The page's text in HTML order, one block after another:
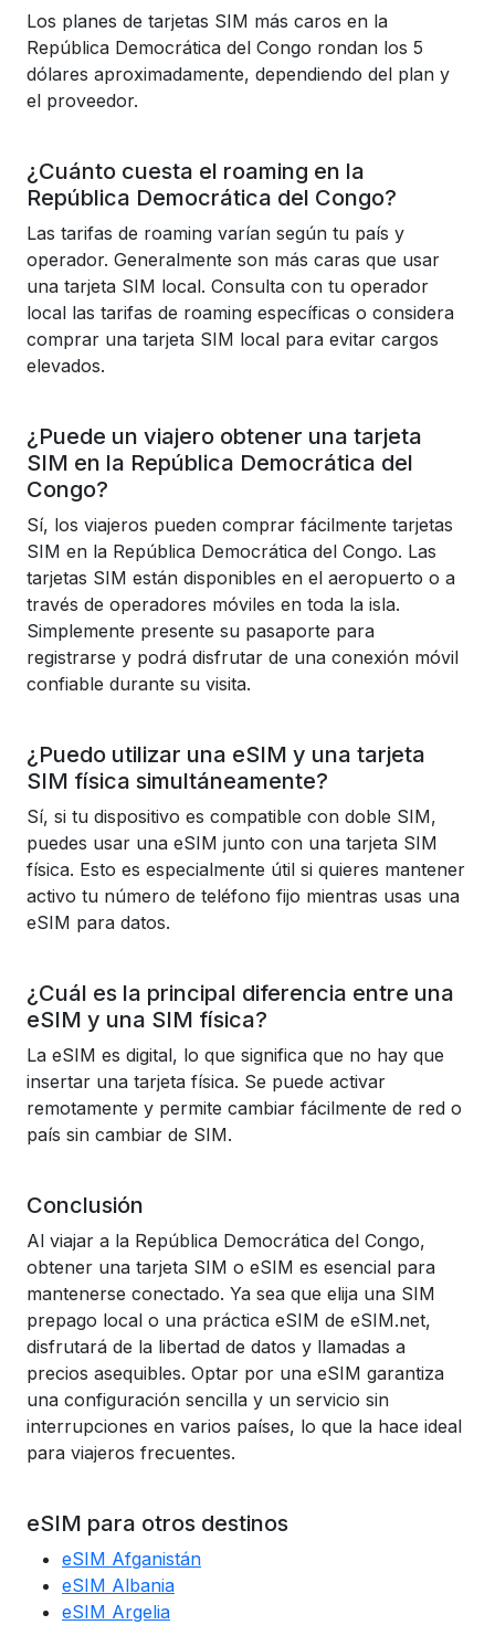
Los planes de tarjetas SIM más caros en la
República Democrática del Congo rondan los 5
dólares aproximadamente, dependiendo del plan y
el proveedor.
¿Cuánto cuesta el roaming en la
República Democrática del Congo?
Las tarifas de roaming varían según tu país y
operador. Generalmente son más caras que usar
una tarjeta SIM local. Consulta con tu operador
local las tarifas de roaming específicas o considera
comprar una tarjeta SIM local para evitar cargos
elevados.
¿Puede un viajero obtener una tarjeta
SIM en la República Democrática del
Congo?
Sí, los viajeros pueden comprar fácilmente tarjetas
SIM en la República Democrática del Congo. Las
tarjetas SIM están disponibles en el aeropuerto o a
través de operadores móviles en toda la isla.
Simplemente presente su pasaporte para
registrarse y podrá disfrutar de una conexión móvil
confiable durante su visita.
¿Puedo utilizar una eSIM y una tarjeta
SIM física simultáneamente?
Sí, si tu dispositivo es compatible con doble SIM,
puedes usar una eSIM junto con una tarjeta SIM
física. Esto es especialmente útil si quieres mantener
activo tu número de teléfono fijo mientras usas una
eSIM para datos.
¿Cuál es la principal diferencia entre una
eSIM y una SIM física?
La eSIM es digital, lo que significa que no hay que
insertar una tarjeta física. Se puede activar
remotamente y permite cambiar fácilmente de red o
país sin cambiar de SIM.
Conclusión
Al viajar a la República Democrática del Congo,
obtener una tarjeta SIM o eSIM es esencial para
mantenerse conectado. Ya sea que elija una SIM
prepago local o una práctica eSIM de eSIM.net,
disfrutará de la libertad de datos y llamadas a
precios asequibles. Optar por una eSIM garantiza
una configuración sencilla y un servicio sin
interrupciones en varios países, lo que la hace ideal
para viajeros frecuentes.
eSIM para otros destinos
eSIM Afganistán
eSIM Albania
eSIM Argelia